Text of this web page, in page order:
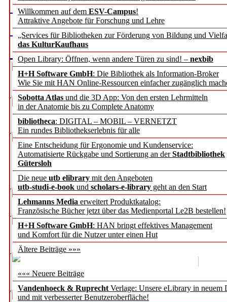
Willkommen auf dem ESV-Campus!
Attraktive Angebote für Forschung und Lehre
„Services für Bibliotheken zur Förderung von Bildung und
das KulturKaufhaus
Open Library: Öffnen, wenn andere Türen zu sind! – nexbib
H+H Software GmbH: Die Bibliothek als Information-Broker
Wie Sie mit HAN Online-Ressourcen einfacher zugänglich
Sobotta Atlas und die 3D App: Von den ersten Lehrmitteln
in der Anatomie bis zu Complete Anatomy
bibliotheca: DIGITAL – MOBIL – VERNETZT
Ein rundes Bibliothekserlebnis für alle
Eine Entscheidung für Ergonomie und Kundenservice:
Automatisierte Rückgabe und Sortierung an derStadtbibliothek
Gütersloh
Die neue utb elibrary mit den Angeboten
utb-studi-e-book und scholars-e-library geht an den Start
Lehmanns Media erweitert Produktkatalog:
Französische Bücher jetzt über das Medienportal Le2B bestellen!
H+H Software GmbH: HAN bringt effektives Management
und Komfort für die Nutzer unter einen Hut
Ältere Beiträge »»»
««« Neuere Beiträge
Vandenhoeck & Ruprecht Verlage: Unsere eLibrary in neuem
und mit verbesserter Benutzeroberfläche!